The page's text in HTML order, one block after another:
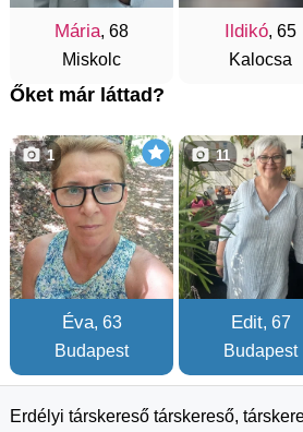
Mária, 68
Miskolc
Ildikó, 65
Kalocsa
Őket már láttad?
Éva, 63
Budapest
1
Edit, 67
Budapest
11
Erdélyi társkereső társkereső,